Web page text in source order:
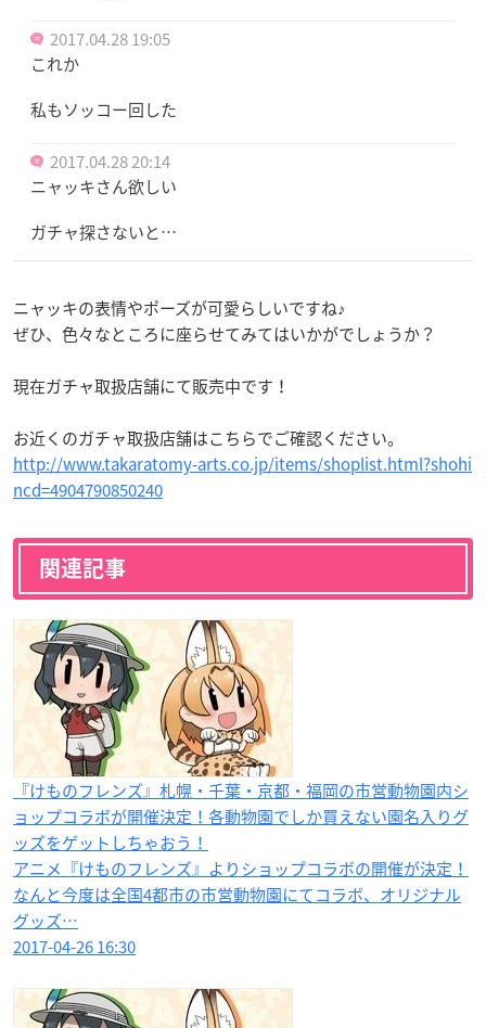
2017.04.28 19:05
これか
私もソッコー回した
2017.04.28 20:14
ニャッキさん欲しい
ガチャ探さないと…
ニャッキの表情やポーズが可愛らしいですね♪
ぜひ、色々なところに座らせてみてはいかがでしょうか？
現在ガチャ取扱店舗にて販売中です！
お近くのガチャ取扱店舗はこちらでご確認ください。
http://www.takaratomy-arts.co.jp/items/shoplist.html?shohi
ncd=4904790850240
関連記事
『けものフレンズ』札幌・千葉・京都・福岡の市営動物園内シ
ョップコラボが開催決定！各動物園でしか買えない園名入りグ
ッズをゲットしちゃおう！
アニメ『けものフレンズ』よりショップコラボの開催が決定！
なんと今度は全国4都市の市営動物園にてコラボ、オリジナル
グッズ…
2017-04-26 16:30